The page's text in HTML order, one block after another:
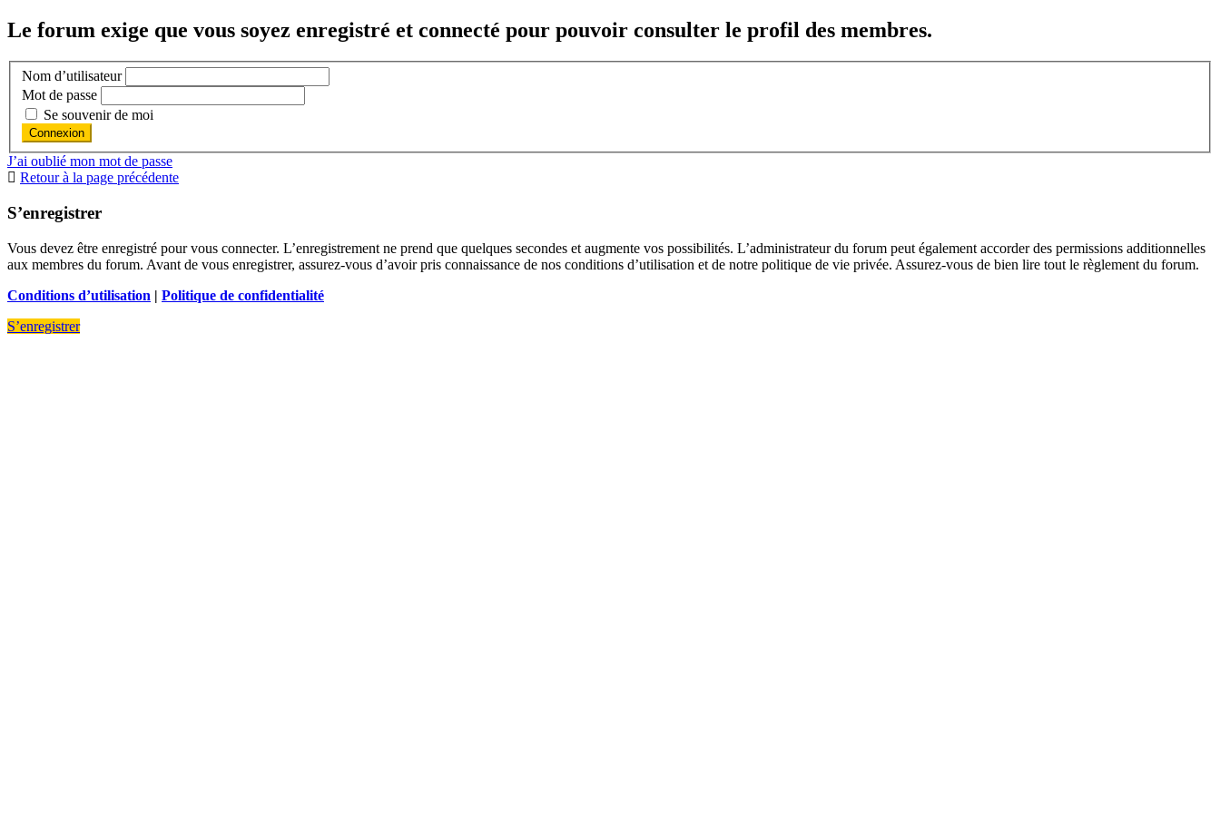
Le forum exige que vous soyez enregistré et connecté pour pouvoir consulter le profil des membres.
Nom d’utilisateur
Mot de passe
Se souvenir de moi
J’ai oublié mon mot de passe
Retour à la page précédente
S’enregistrer
Vous devez être enregistré pour vous connecter. L’enregistrement ne prend que quelques secondes et augmente vos possibilités. L’administrateur du forum peut également accorder des permissions additionnelles
aux membres du forum. Avant de vous enregistrer, assurez-vous d’avoir pris connaissance de nos conditions d’utilisation et de notre politique de vie privée. Assurez-vous de bien lire tout le règlement du forum.
Conditions d’utilisation | Politique de confidentialité
S’enregistrer